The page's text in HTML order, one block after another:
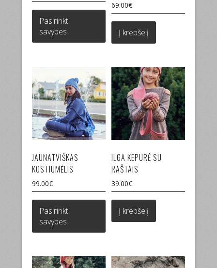
Pasirinkti
savybes
This
multiple
options
may
be
chosen
on
the
product
69.00€
Į krepšelį
JAUNATVIŠKAS
KOSTIUMĖLIS
99.00€
Pasirinkti
savybes
product
options
ILGA KEPURĖ SU
RAŠTAIS
39.00€
Į krepšelį